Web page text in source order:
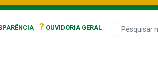
? OUVIDORIA GERAL